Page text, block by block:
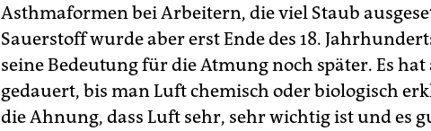
Asthmaformen bei Arbeitern, die viel Staub
Sauerstoff wurde aber erst Ende des 18.
seine Bedeutung für die Atmung noch später. Es hat
gedauert, bis man Luft chemisch oder biologisch
die Ahnung, dass Luft sehr, sehr wichtig ist und es